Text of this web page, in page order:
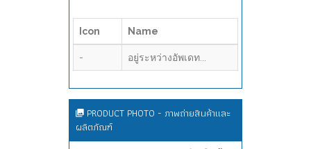
Icon Name
- อยู่ระหว่างอัพเดท...
PRODUCT PHOTO - ภาพถ่ายสินค้าและ
ผลิตภัณฑ์